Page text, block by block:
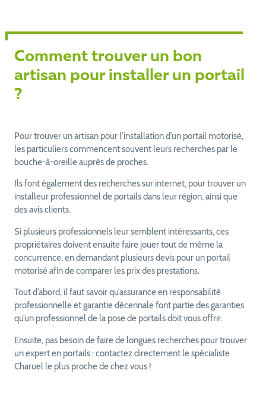
Comment trouver un bon
artisan pour installer un portail
?
Pour trouver un artisan pour l’installation d’un portail motorisé,
les particuliers commencent souvent leurs recherches par le
bouche-à-oreille auprès de proches.
Ils font également des recherches sur internet, pour trouver un
installeur professionnel de portails dans leur région, ainsi que
des avis clients.
Si plusieurs professionnels leur semblent intéressants, ces
propriétaires doivent ensuite faire jouer tout de même la
concurrence, en demandant plusieurs devis pour un portail
motorisé afin de comparer les prix des prestations.
Tout d’abord, il faut savoir qu’assurance en responsabilité
professionnelle et garantie décennale font partie des garanties
qu’un professionnel de la pose de portails doit vous offrir.
Ensuite, pas besoin de faire de longues recherches pour trouver
un expert en portails : contactez directement le spécialiste
Charuel le plus proche de chez vous !